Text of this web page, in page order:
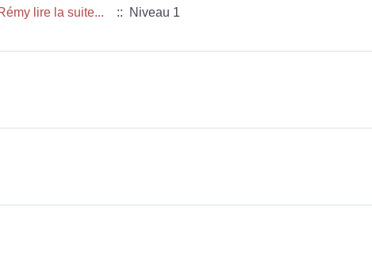
lire la suite... :: Niveau 1